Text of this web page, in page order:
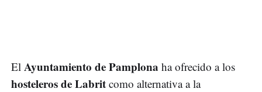
El Ayuntamiento de Pamplona ha ofrecido a los
hosteleros de Labrit como alternativa a la